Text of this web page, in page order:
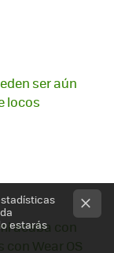
ser aún
locos
acaba con
Wear OS
estarás